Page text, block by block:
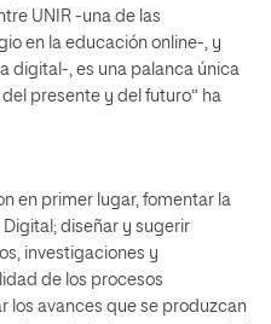
UNIR -una de las
en la educación online-, y
digital-, es una palanca única
presente y del futuro” ha
en primer lugar, fomentar la
diseñar y sugerir
investigaciones y
de los procesos
los avances que se produzcan